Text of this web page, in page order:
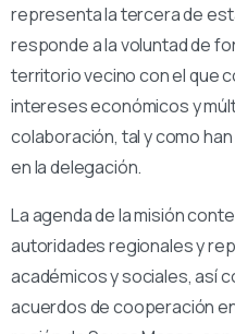
representa la tercera de
responde a la voluntad de
territorio vecino con el que
intereses económicos y
colaboración, tal y como
en la delegación.
La agenda de la misión
autoridades regionales y
académicos y sociales, así
acuerdos de cooperación